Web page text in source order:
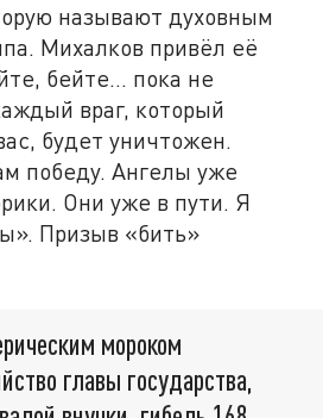
называют духовным
Михалков привёл её
бейте… пока не
враг, который
будет уничтожен.
победу. Ангелы уже
Они уже в пути. Я
Призыв «бить»
мороком
главы государства,